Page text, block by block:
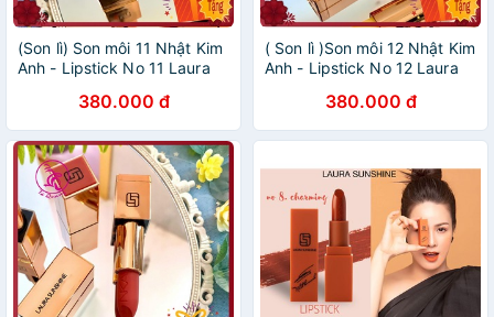
(Son lì) Son môi 11 Nhật Kim
Anh - Lipstick No 11 Laura
380.000 đ
( Son lì )Son môi 12 Nhật Kim
Anh - Lipstick No 12 Laura
380.000 đ